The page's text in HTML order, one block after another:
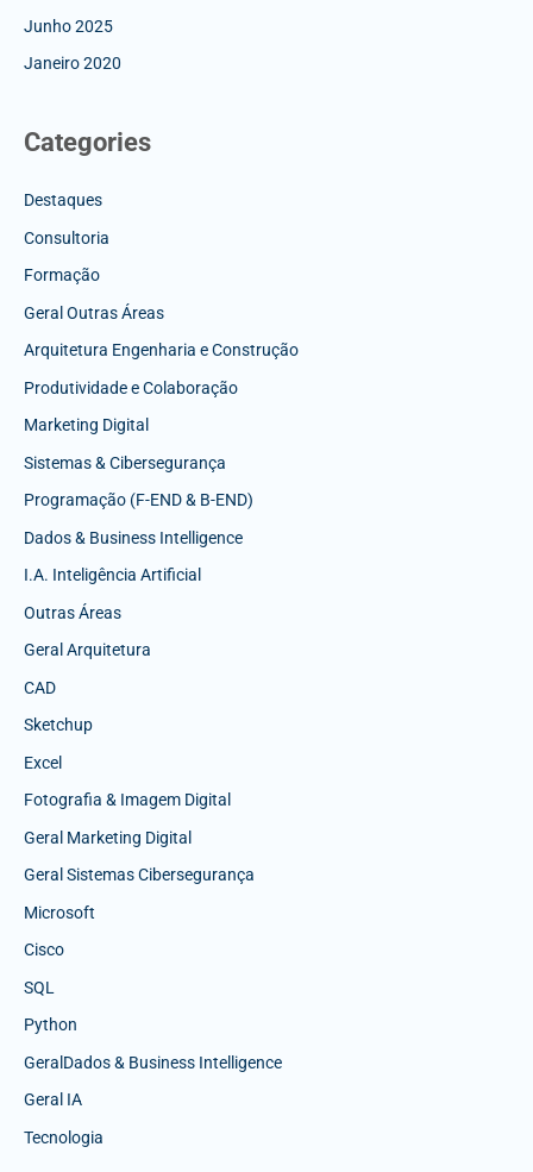
Junho 2025
Janeiro 2020
Categories
Destaques
Consultoria
Formação
Geral Outras Áreas
Arquitetura Engenharia e Construção
Produtividade e Colaboração
Marketing Digital
Sistemas & Cibersegurança
Programação (F-END & B-END)
Dados & Business Intelligence
I.A. Inteligência Artificial
Outras Áreas
Geral Arquitetura
CAD
Sketchup
Excel
Fotografia & Imagem Digital
Geral Marketing Digital
Geral Sistemas Cibersegurança
Microsoft
Cisco
SQL
Python
GeralDados & Business Intelligence
Geral IA
Tecnologia